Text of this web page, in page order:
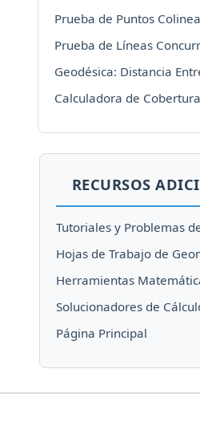
Prueba de Puntos
Prueba de Líneas
Geodésica: Distancia
Calculadora de
RECURSOS
Tutoriales y Problemas
Hojas de Trabajo de
Herramientas
Solucionadores de
Página Principal